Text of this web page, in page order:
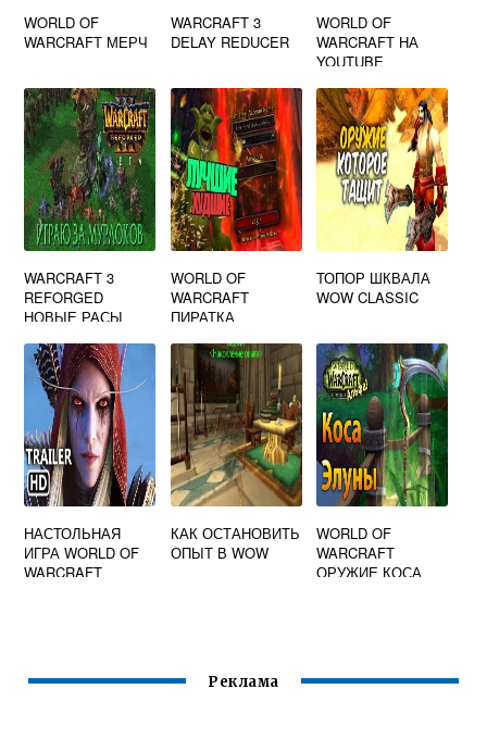
WORLD OF
WARCRAFT МЕРЧ
WARCRAFT 3
DELAY REDUCER
WORLD OF
WARCRAFT НА
YOUTUBE
WARCRAFT 3
REFORGED
НОВЫЕ РАСЫ
WORLD OF
WARCRAFT
ПИРАТКА
ТОПОР ШКВАЛА
WOW CLASSIC
НАСТОЛЬНАЯ
ИГРА WORLD OF
WARCRAFT
КАК ОСТАНОВИТЬ
ОПЫТ В WOW
WORLD OF
WARCRAFT
ОРУЖИЕ КОСА
Реклама